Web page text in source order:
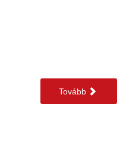
Tovább